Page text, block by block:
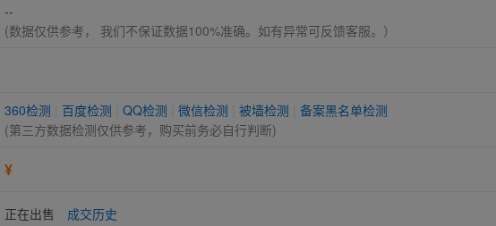
--
(数据仅供参考， 我们不保证数据100%准确。如有异常可反馈客服。）
360检测 百度检测 QQ检测 微信检测 被墙检测
备案黑名单检测
(第三方数据检测仅供参考，购买前务必自行判断)
¥
正在出售 成交历史